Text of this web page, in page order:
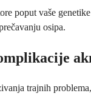
poput vaše
osipa.
trajnih